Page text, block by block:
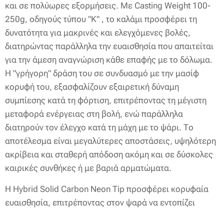
και σε πολύωρες εξορμήσεις. Με Casting Weight 100-
250g, οδηγούς τύπου "Κ" , το καλάμι προσφέρει τη
δυνατότητα για μακρινές και ελεγχόμενες βολές,
διατηρώντας παράλληλα την ευαισθησία που απαιτείται
για την άμεση αναγνώριση κάθε επαφής με το δόλωμα.
Η "γρήγορη" δράση του σε συνδυασμό με την μασίφ
κορυφή του, εξασφαλίζουν εξαιρετική δύναμη
συμπίεσης κατά τη φόρτιση, επιτρέποντας τη μέγιστη
μεταφορά ενέργειας στη βολή, ενώ παράλληλα
διατηρούν τον έλεγχο κατά τη μάχη με το ψάρι. Το
αποτέλεσμα είναι μεγαλύτερες αποστάσεις, υψηλότερη
ακρίβεια και σταθερή απόδοση ακόμη και σε δύσκολες
καιρικές συνθήκες ή με βαριά αρματώματα.
Η Hybrid Solid Carbon Neon Tip προσφέρει κορυφαία
ευαισθησία, επιτρέποντας στον ψαρά να εντοπίζει